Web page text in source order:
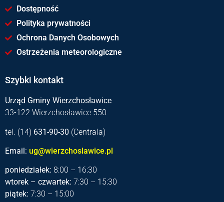
Dostępność
Polityka prywatności
Ochrona Danych Osobowych
Ostrzeżenia meteorologiczne
Szybki kontakt
Urząd Gminy Wierzchosławice
33-122 Wierzchosławice 550
tel. (14) 631-90-30 (Centrala)
Email: ug@wierzchoslawice.pl
poniedziałek: 8:00 – 16:30
wtorek – czwartek: 7:30 – 15:30
piątek: 7:30 – 15:00